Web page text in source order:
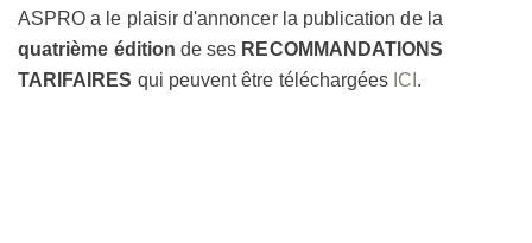
ASPRO a le plaisir d'annoncer la publication de la
quatrième édition de ses RECOMMANDATIONS
TARIFAIRES qui peuvent être téléchargées ICI .